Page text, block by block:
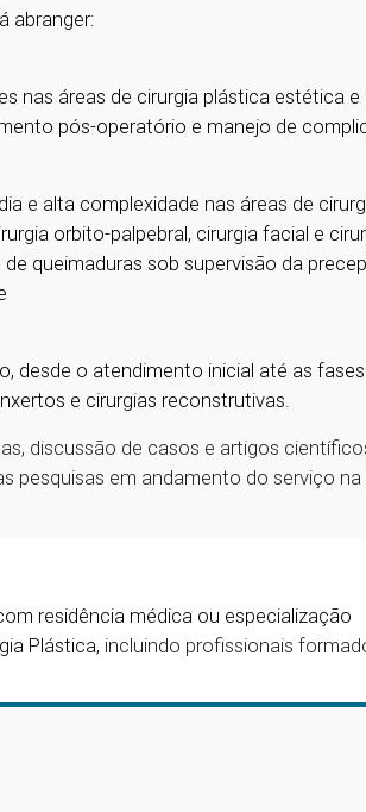
abranger:
nas áreas de cirurgia plástica estética
pós-operatório e manejo de
e alta complexidade nas áreas de
orbito-palpebral, cirurgia facial e
queimaduras sob supervisão da
desde o atendimento inicial até as
e cirurgias reconstrutivas.
discussão de casos e artigos
pesquisas em andamento do serviço na
residência médica ou especialização
Plástica, incluindo profissionais